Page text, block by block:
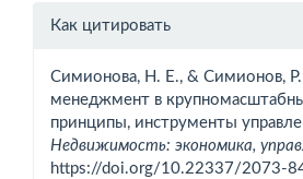
Информация
Как цитировать
Симионова, Н. Е., & Симионов,
менеджмент в
принципы, инструменты
Недвижимость: экономика,
https://doi.org/10.22337/2073-